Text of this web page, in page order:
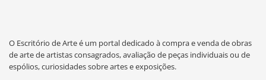
O Escritório de Arte é um portal dedicado à compra e venda de obras
de arte de artistas consagrados, avaliação de peças individuais ou de
espólios, curiosidades sobre artes e exposições.